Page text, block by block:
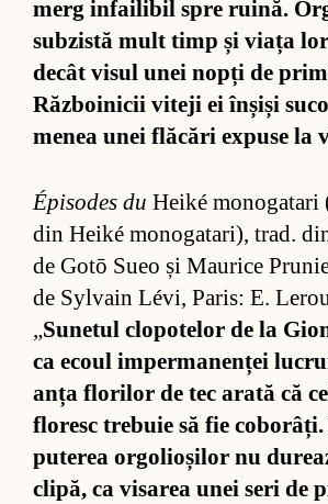
merg in­fa­i­li­bil spre ru­i­nă.
sub­zistă mult timp și viața
de­cât vi­sul unei nopți de
Răz­bo­i­ni­cii vi­teji ei în­șiși
me­nea unei flă­cări ex­puse la
Épi­so­des du Heiké mo­no­ga­tari
din Heiké mo­no­ga­ta­ri), trad.
de Gotō Sueo și Ma­u­rice
de Syl­vain Lévi, Pa­ris: E.
„Su­ne­tul clo­po­te­lor de la
ca ecoul im­per­ma­nen­ței
anța flo­ri­lor de tec arată că
flo­resc tre­buie să fie
pu­te­rea or­go­li­o­și­lor nu
cli­pă, ca vi­sa­rea unei seri de